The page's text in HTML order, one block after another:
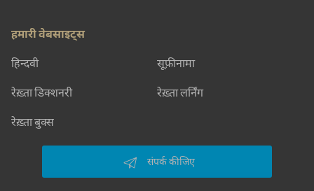
हमारी वेबसाइट्स
हिन्दवी सूफ़ीनामा
रेख़्ता डिक्शनरी रेख़्ता लर्निंग
रेख़्ता बुक्स
संपर्क कीजिए